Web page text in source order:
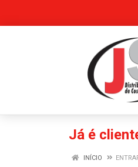
Já é
INÍCIO